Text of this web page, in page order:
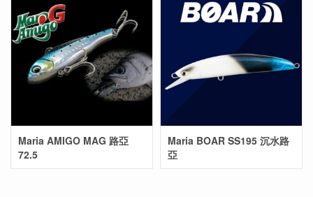
Maria AMIGO MAG 路亞
72.5
Maria BOAR SS195 沉水路
亞